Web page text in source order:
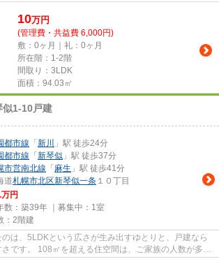
それ...
10万円
(管理費・共益費 6,000円)
敷：0ヶ月｜礼：0ヶ月
所在階：1-2階
間取り：3LDK
面積：94.03㎡
似1-10戸建
都市線 「 新川
」駅 徒歩24分
都市線 「 新琴似 」駅 徒歩37分
市営南北線 「 麻生 」駅 徒歩41分
道札幌市北区新琴似一条 １０丁目
万円
数：築39年 ｜募集中： 1室
：2階建
は、5LDKという広さが生み出すゆとりと、戸建なら
ご家族の人数が多い